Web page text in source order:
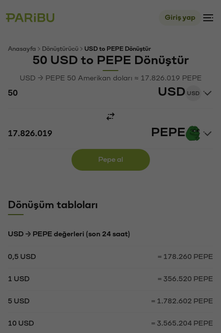
Giriş yap
Anasayfa Dönüştürücü USD to PEPE Dönüştür
50 USD to PEPE Dönüştür
USD → PEPE 50 Amerikan doları ≈ 17.826.019 PEPE
USD USD
PEPE
Pepe al
Dönüşüm tabloları
USD → PEPE değerleri (son 24 saat)
0,5 USD = 178.260 PEPE
1 USD = 356.520 PEPE
5 USD = 1.782.602 PEPE
10 USD = 3.565.204 PEPE